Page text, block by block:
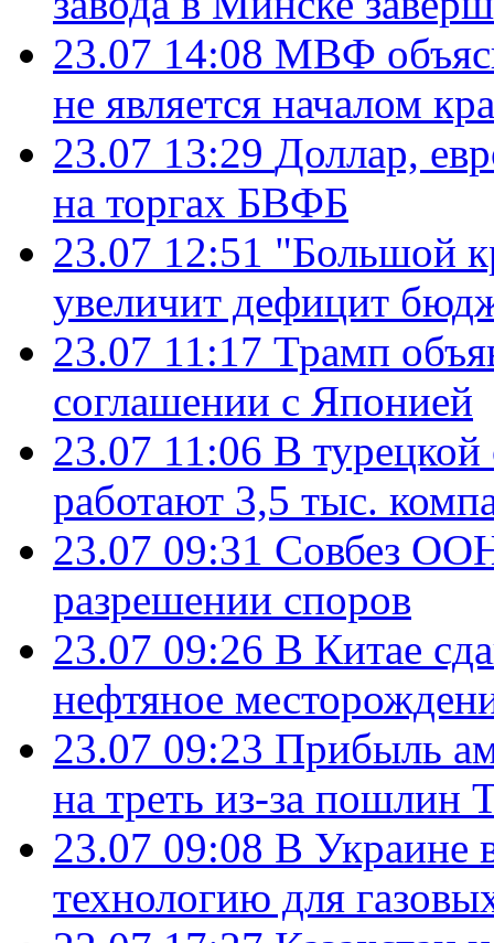
23.07 14:08 МВФ
не является началом
23.07 13:29 Доллар,
на торгах БВФБ
23.07 12:51 "Большой
увеличит дефицит
23.07 11:17 Трамп
соглашении с Японией
23.07 11:06 В
работают 3,5 тыс.
23.07 09:31 Совбез
разрешении споров
23.07 09:26 В Китае
нефтяное
23.07 09:23 Прибыль
на треть из-за пошлин
23.07 09:08 В Украине
технологию для